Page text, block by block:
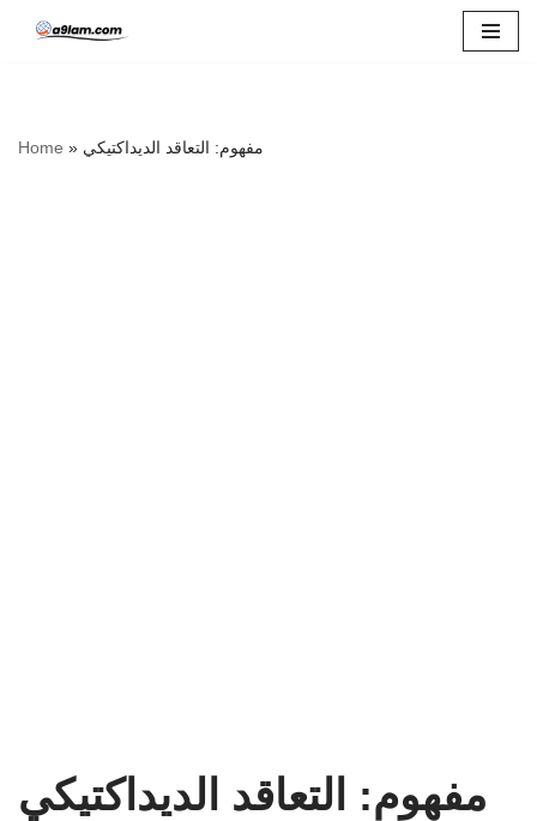
Home » مفهوم: التعاقد الديداكتيكي
مفهوم: التعاقد الديداكتيكي